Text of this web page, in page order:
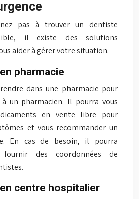
pas à trouver un dentiste
il existe des solutions
aider à gérer votre situation.
pharmacie
dans une pharmacie pour
un pharmacien. Il pourra vous
en vente libre pour
et vous recommander un
En cas de besoin, il pourra
des coordonnées de
centre hospitalier